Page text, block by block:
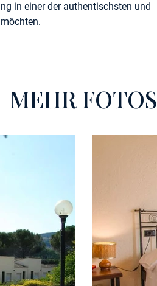
in einer der authentischsten und
MEHR FOTOS